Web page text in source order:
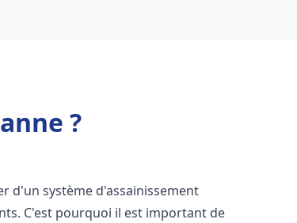
?
d'un système d'assainissement
C'est pourquoi il est important de